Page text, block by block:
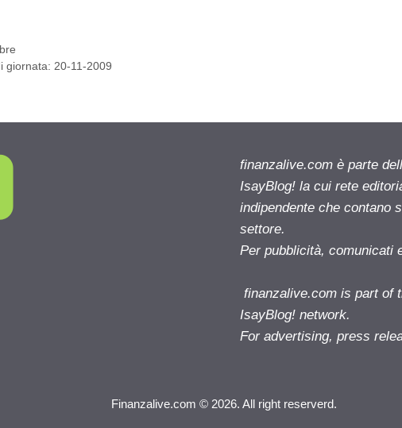
giornata: 20-11-2009
finanzalive.com è parte
IsayBlog! la cui rete
indipendente che contano
settore.
Per pubblicità, comunicati
finanzalive.com is part of
IsayBlog! network.
For advertising, press
Finanzalive.com © 2026. All right reserverd.